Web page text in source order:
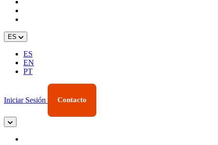
ES
ES
EN
PT
Iniciar Sesión Contacto